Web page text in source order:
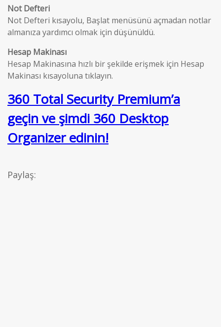
Not Defteri
Not Defteri kısayolu, Başlat menüsünü açmadan notlar
almanıza yardımcı olmak için düşünüldü.
Hesap Makinası
Hesap Makinasına hızlı bir şekilde erişmek için Hesap
Makinası kısayoluna tıklayın.
360 Total Security Premium’a
geçin ve şimdi 360 Desktop
Organizer edinin!
Paylaş: